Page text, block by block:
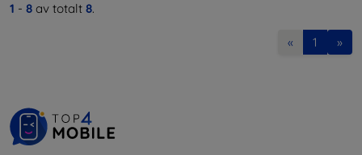
1 - 8 av totalt 8.
« 1 »